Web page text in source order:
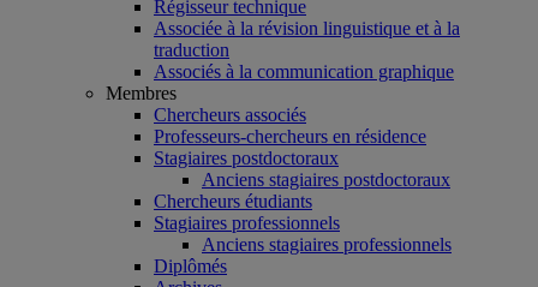
Régisseur technique
Associée à la révision linguistique et à la
traduction
Associés à la communication graphique
Membres
Chercheurs associés
Professeurs-chercheurs en résidence
Stagiaires postdoctoraux
Anciens stagiaires postdoctoraux
Chercheurs étudiants
Stagiaires professionnels
Anciens stagiaires professionnels
Diplômés